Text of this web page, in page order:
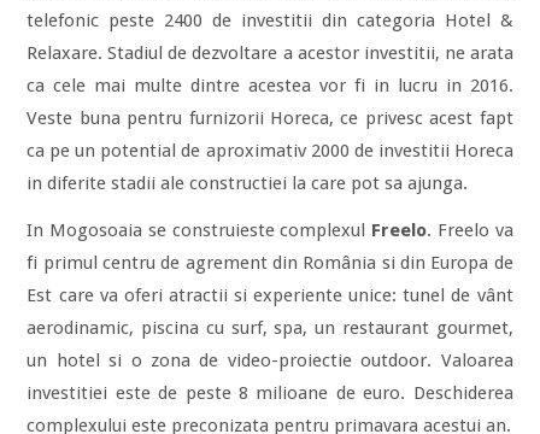
telefonic peste 2400 de investitii din categoria Hotel &
Relaxare. Stadiul de dezvoltare a acestor investitii, ne arata
ca cele mai multe dintre acestea vor fi in lucru in 2016.
Veste buna pentru furnizorii Horeca, ce privesc acest fapt
ca pe un potential de aproximativ 2000 de investitii Horeca
in diferite stadii ale constructiei la care pot sa ajunga.
In Mogosoaia se construieste complexul Freelo. Freelo va
fi primul centru de agrement din România si din Europa de
Est care va oferi atractii si experiente unice: tunel de vânt
aerodinamic, piscina cu surf, spa, un restaurant gourmet,
un hotel si o zona de video-proiectie outdoor. Valoarea
investitiei este de peste 8 milioane de euro. Deschiderea
complexului este preconizata pentru primavara acestui an.